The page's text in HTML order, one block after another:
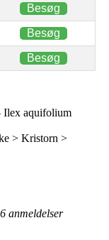
Besøg
Besøg
Besøg
Ilex aquifolium
> Kristorn >
anmeldelser